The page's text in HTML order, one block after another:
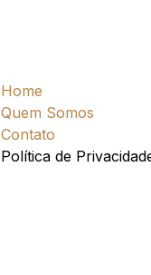
Home
Quem Somos
Contato
Política de